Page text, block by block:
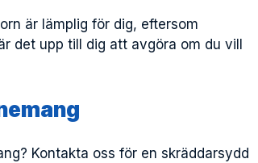
är lämplig för dig, eftersom
det upp till dig att avgöra om du vill
Kontakta oss för en skräddarsydd